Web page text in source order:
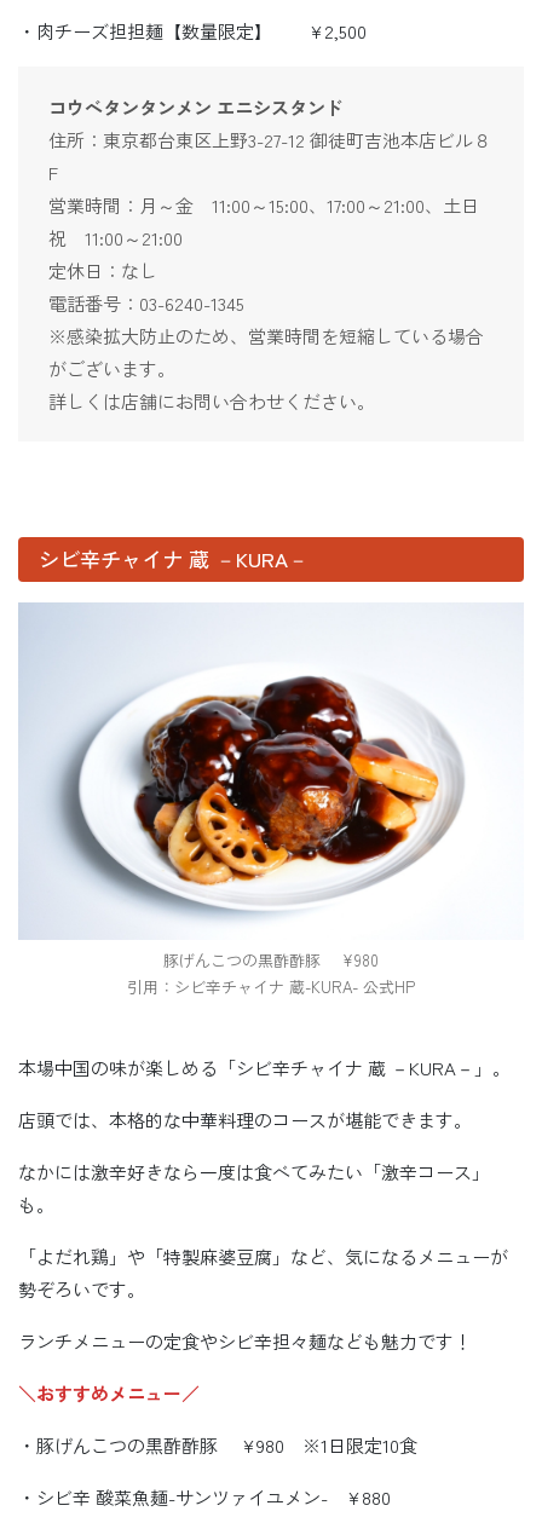
・肉チーズ担担麺【数量限定】 ¥2,500
コウベタンタンメン エニシスタンド
住所：東京都台東区上野3-27-12 御徒町吉池本店ビル８
F
営業時間：月～金 11:00～15:00、17:00～21:00、土日
祝 11:00～21:00
定休日：なし
電話番号：03-6240-1345
※感染拡大防止のため、営業時間を短縮している場合
がございます。
詳しくは店舗にお問い合わせください。
シビ辛チャイナ 蔵 －KURA－
豚げんこつの黒酢酢豚 ¥980
引用：シビ辛チャイナ 蔵-KURA- 公式HP
本場中国の味が楽しめる「シビ辛チャイナ 蔵 －KURA－」。
店頭では、本格的な中華料理のコースが堪能できます。
なかには激辛好きなら一度は食べてみたい「激辛コース」
も。
「よだれ鶏」や「特製麻婆豆腐」など、気になるメニューが
勢ぞろいです。
ランチメニューの定食やシビ辛担々麺なども魅力です！
＼おすすめメニュー／
・豚げんこつの黒酢酢豚 ¥980 ※1日限定10食
・シビ辛 酸菜魚麺-サンツァイユメン- ¥880